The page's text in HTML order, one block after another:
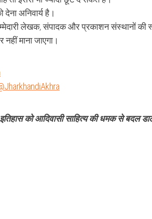
अनिवार्य है।
लेखक, संपादक और प्रकाशन संस्थानों की
माना जाएगा।
को आदिवासी साहित्य की धमक से बदल